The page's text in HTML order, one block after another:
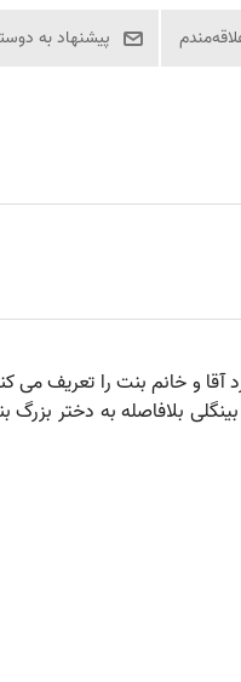
پیشنهاد به
و خانم بنت را تعریف می
بلافاصله به دختر بزرگ